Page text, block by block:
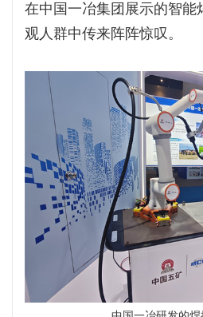
在中国一冶集团展示的智能
观人群中传来阵阵惊叹。